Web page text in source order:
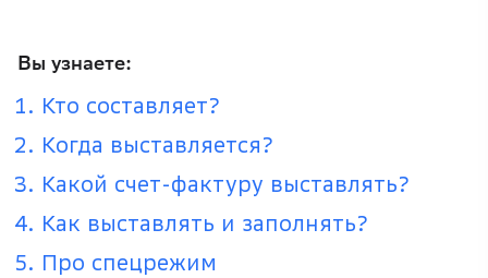
Вы узнаете:
Кто составляет?
Когда выставляется?
Какой счет-фактуру выставлять?
Как выставлять и заполнять?
Про спецрежим